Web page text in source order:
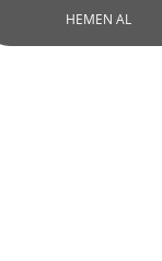
HEMEN AL